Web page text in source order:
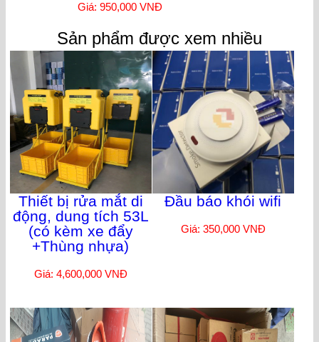
Giá: 950,000 VNĐ
Sản phẩm được xem nhiều
Thiết bị rửa mắt di
động, dung tích 53L
(có kèm xe đẩy
+Thùng nhựa)
Giá: 4,600,000 VNĐ
Đầu báo khói wifi
Giá: 350,000 VNĐ